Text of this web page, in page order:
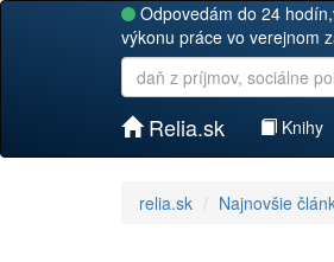
Odpovedám do 24
výkonu práce vo verejnom
Relia.sk Knihy
relia.sk Najnovšie